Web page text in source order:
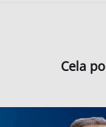
Cela